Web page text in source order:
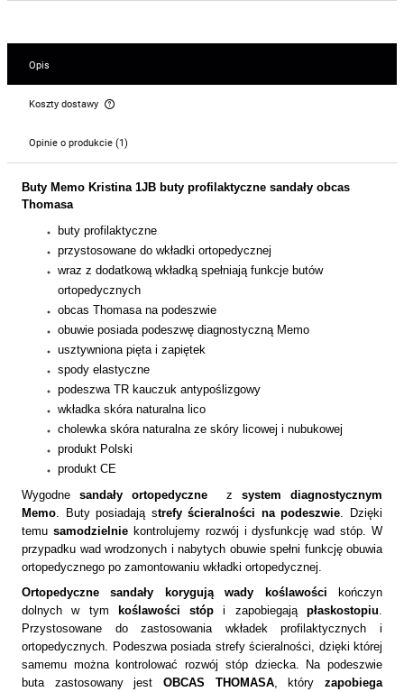
Opis
Koszty dostawy
Opinie o produkcie (1)
Buty Memo Kristina 1JB buty profilaktyczne sandały obcas
Thomasa
buty profilaktyczne
przystosowane do wkładki ortopedycznej
wraz z dodatkową wkładką spełniają funkcje butów
ortopedycznych
obcas Thomasa na podeszwie
obuwie posiada podeszwę diagnostyczną Memo
usztywniona pięta i zapiętek
spody elastyczne
podeszwa TR kauczuk antypoślizgowy
wkładka skóra naturalna lico
cholewka skóra naturalna ze skóry licowej i nubukowej
produkt Polski
produkt CE
Wygodnesandały ortopedyczne z system diagnostycznym
Memo . Buty posiadają strefy ścieralności na podeszwie . Dzięki
temu samodzielniekontrolujemy rozwój i dysfunkcję wad stóp. W
przypadku wad wrodzonych i nabytych obuwie spełni funkcję obuwia
ortopedycznego po zamontowaniu wkładki ortopedycznej.
Ortopedyczne sandały korygują wady koślawości kończyn
dolnych w tym koślawości stóp i zapobiegająpłaskostopiu
Przystosowane do zastosowania wkładek profilaktycznych i
ortopedycznych. Podeszwa posiada strefy ścieralności, dzięki której
samemu można kontrolować rozwój stóp dziecka. Na podeszwie
buta zastosowany jest OBCAS THOMASA, któryzapobiega